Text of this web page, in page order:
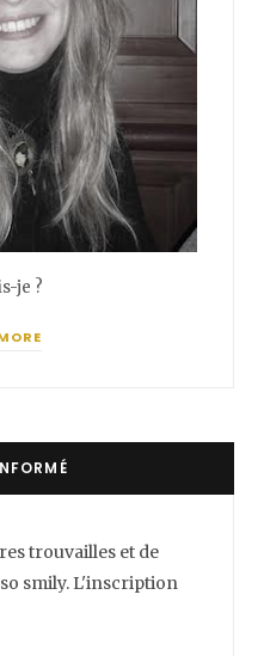
je ?
trouvailles et de
smily. L'inscription